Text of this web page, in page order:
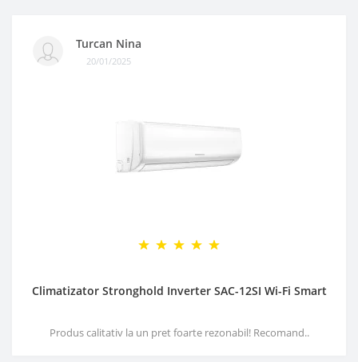
Turcan Nina
20/01/2025
Climatizator Stronghold Inverter SAC-12SI Wi-Fi Smart
Produs calitativ la un pret foarte rezonabil! Recomand..